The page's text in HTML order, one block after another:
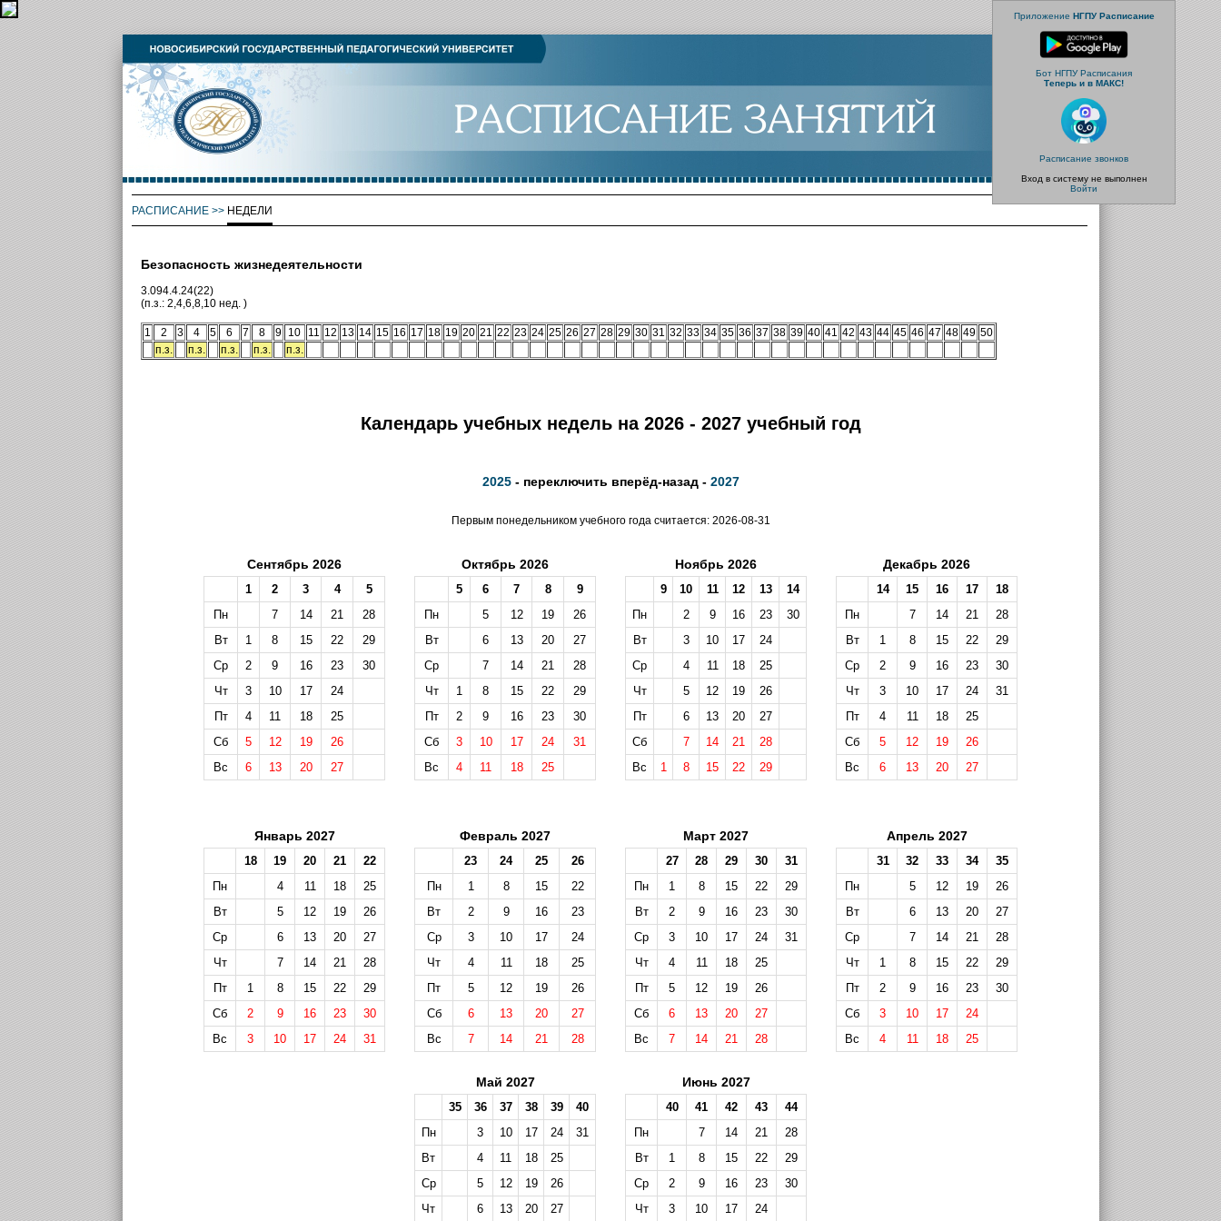
Приложение НГПУ Расписание
Бот НГПУ Расписания
Теперь и в МАКС!
Расписание звонков
Вход в систему не выполнен
Войти
РАСПИСАНИЕ>> НЕДЕЛИ
Безопасность жизнедеятельности
3.094.4.24(22)
(п.з.: 2,4,6,8,10 нед. )
1 2 3 4 5 6 7 8 9 10 11 12 13 14 15 16 17 18 19 20 21 22 23 24 25 26 27 28 29 30 31 32 33 34 35 36 37 38 39 40 41 42 43 44 45 46 47 48 49 50
п.з.
п.з. п.з. п.з. п.з.
Календарь учебных недель на 2026 - 2027 учебный год
2025- переключить вперёд-назад - 2027
Первым понедельником учебного года считается: 2026-08-31
Сентябрь 2026
1 2 3 4
5
Пн
7 14 21
28
Вт
1 8 15 22
29
Ср
2 9 16 23
30
Чт
3 10 17
24
Пт
4 11 18
25
Сб
5 12 19
26
Вс
6 13 20 27
Октябрь 2026
5 6 7 8
9
Пн
5 12 19
26
Вт
6 13 20
27
Ср
7 14 21
28
Чт
1 8 15 22
29
Пт
2 9 16 23
30
Сб
3 10 17 24
31
Вс
4 11 18 25
Ноябрь 2026
9 10 11 12 13
14
Пн
2 9 16 23
30
Вт
3 10 17
24
Ср
4 11 18
25
Чт
5 12 19
26
Пт
6 13 20
27
Сб
7 14 21
28
Вс
1 8 15 22 29
Декабрь 2026
14 15 16 17
18
Пн
7 14 21
28
Вт
1 8 15 22
29
Ср
2 9 16 23
30
Чт
3 10 17 24
31
Пт
4 11 18
25
Сб
5 12 19
26
Вс
6 13 20 27
Январь 2027
18 19 20 21
22
Пн
4 11 18
25
Вт
5 12 19
26
Ср
6 13 20
27
Чт
7 14 21
28
Пт
1 8 15 22
29
Сб
2 9 16 23
30
Вс
3 10 17 24 31
Февраль 2027
23 24 25
26
Пн
1 8 15
22
Вт
2 9 16
23
Ср
3 10 17
24
Чт
4 11 18
25
Пт
5 12 19
26
Сб
6 13 20
27
Вс
7 14 21 28
Март 2027
27 28 29 30
31
Пн
1 8 15 22
29
Вт
2 9 16 23
30
Ср
3 10 17 24
31
Чт
4 11 18
25
Пт
5 12 19
26
Сб
6 13 20
27
Вс
7 14 21 28
Апрель 2027
31 32 33 34
35
Пн
5 12 19
26
Вт
6 13 20
27
Ср
7 14 21
28
Чт
1 8 15 22
29
Пт
2 9 16 23
30
Сб
3 10 17
24
Вс
4 11 18 25
Май 2027
35 36 37 38 39
40
Пн
3 10 17 24
31
Вт
4 11 18
25
Ср
5 12 19
26
Чт
6 13 20 27
Июнь 2027
40 41 42 43
44
Пн
7 14 21
28
Вт
1 8 15 22
29
Ср
2 9 16 23
30
Чт
3 10 17 24